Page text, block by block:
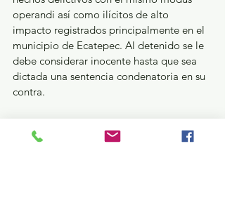
operandi así como ilícitos de alto
impacto registrados principalmente en el
municipio de Ecatepec. Al detenido se le
debe considerar inocente hasta que sea
dictada una sentencia condenatoria en su
contra.
de México pone a disposición de la